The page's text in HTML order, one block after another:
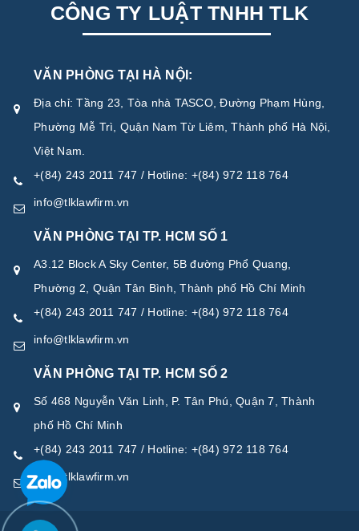
CÔNG TY LUẬT TNHH TLK
VĂN PHÒNG TẠI HÀ NỘI:
Địa chỉ: Tầng 23, Tòa nhà TASCO, Đường Phạm Hùng,
Phường Mễ Trì, Quận Nam Từ Liêm, Thành phố Hà Nội,
Việt Nam.
+(84) 243 2011 747 / Hotline: +(84) 972 118 764
info@tlklawfirm.vn
VĂN PHÒNG TẠI TP. HCM SỐ 1
A3.12 Block A Sky Center, 5B đường Phổ Quang,
Phường 2, Quận Tân Bình, Thành phố Hồ Chí Minh
+(84) 243 2011 747 / Hotline: +(84) 972 118 764
info@tlklawfirm.vn
VĂN PHÒNG TẠI TP. HCM SỐ 2
Số 468 Nguyễn Văn Linh, P. Tân Phú, Quận 7, Thành
phố Hồ Chí Minh
+(84) 243 2011 747 / Hotline: +(84) 972 118 764
info@tlklawfirm.vn